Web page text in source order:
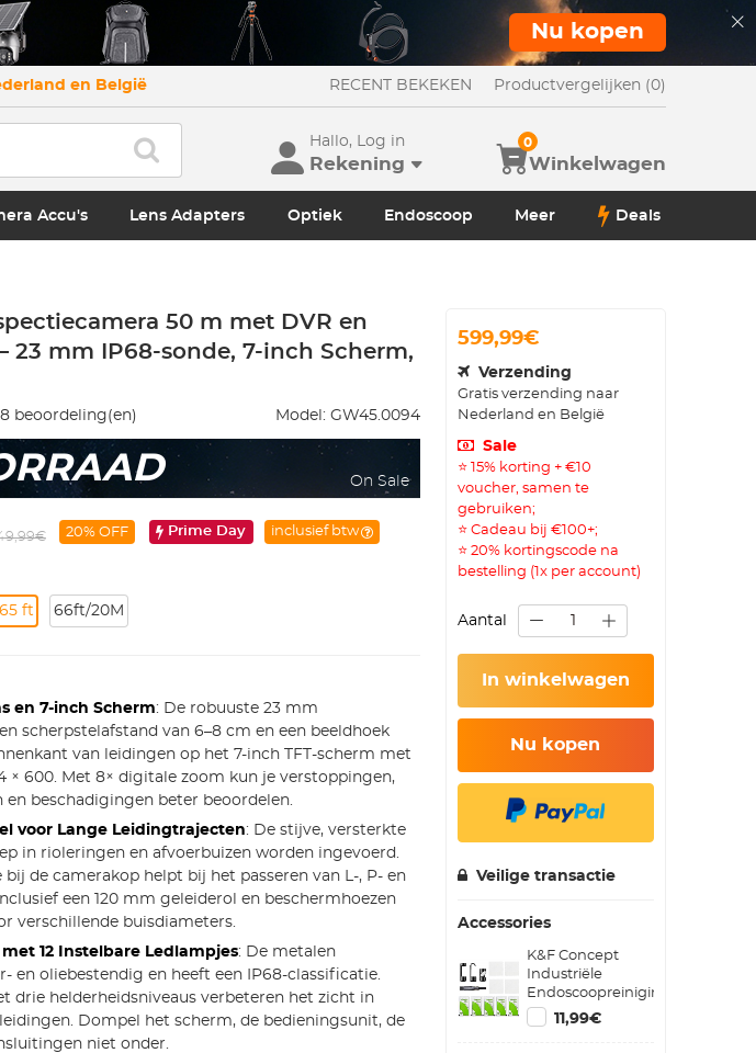
Nu kopen
en België RECENT BEKEKEN Productvergelijken (0)
Hallo, Log in
Rekening Winkelwagen
0
Accu's Lens Adapters Optiek Endoscoop Meer Deals
50 m met DVR en
23 mm IP68-sonde, 7-inch Scherm,
beoordeling(en) Model: GW45.0094
On Sale
20% OFF Prime Day inclusief btw
ft 66ft/20M
en 7-inch Scherm: De robuuste 23 mm
scherpstelafstand van 6–8 cm en een beeldhoek
van leidingen op het 7-inch TFT-scherm met
× 600. Met 8× digitale zoom kun je verstoppingen,
en beschadigingen beter beoordelen.
voor Lange Leidingtrajecten: De stijve, versterkte
in rioleringen en afvoerbuizen worden ingevoerd.
de camerakop helpt bij het passeren van L-, P- en
een 120 mm geleiderol en beschermhoezen
verschillende buisdiameters.
12 Instelbare Ledlampjes: De metalen
en oliebestendig en heeft een IP68-classificatie.
drie helderheidsniveaus verbeteren het zicht in
Dompel het scherm, de bedieningsunit, de
niet onder.
599,99€
Verzending
Gratis verzending naar
Nederland en België
Sale
⭐ 15% korting + €10
voucher, samen te
gebruiken;
⭐ Cadeau bij €100+;
⭐ 20% kortingscode na
bestelling (1x per account)
Aantal
In winkelwagen
Nu kopen
Veilige transactie
Accessories
K&F Concept
Industriële
Endoscoopreinigingshaak
Magneet
Zijspiegelset
11,99€